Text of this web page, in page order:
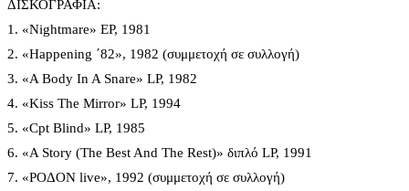
ΔΙΣΚΟΓΡΑΦΙΑ:
1. «Nightmare» EP, 1981
2. «Happening ΄82», 1982 (συμμετοχή σε συλλογή)
3. «A Body In A Snare» LP, 1982
4. «Kiss The Mirror» LP, 1994
5. «Cpt Blind» LP, 1985
6. «A Story (The Best And The Rest)» διπλό LP, 1991
7. «ΡΟΔΟΝ live», 1992 (συμμετοχή σε συλλογή)